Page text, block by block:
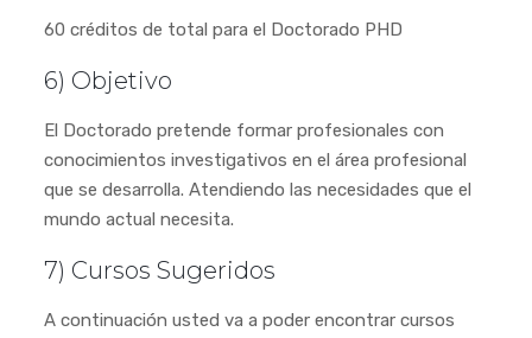
60 créditos de total para el Doctorado PHD
6) Objetivo
El Doctorado pretende formar profesionales con
conocimientos investigativos en el área profesional
que se desarrolla. Atendiendo las necesidades que el
mundo actual necesita.
7) Cursos Sugeridos
A continuación usted va a poder encontrar cursos